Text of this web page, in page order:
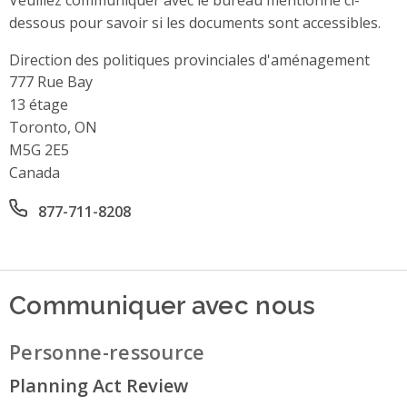
dessous pour savoir si les documents sont accessibles.
Direction des politiques provinciales d'aménagement
Address
777 Rue Bay
13 étage
Toronto, ON
M5G 2E5
Canada
Office phone number
877-711-8208
Communiquer avec nous
Personne-ressource
Planning Act Review